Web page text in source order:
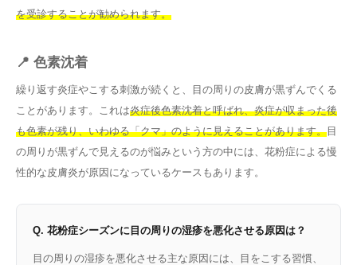
を受診することが勧められます。
📍 色素沈着
繰り返す炎症やこする刺激が続くと、目の周りの皮膚が黒ずんでくる
ことがあります。これは炎症後色素沈着と呼ばれ、炎症が収まった後
も色素が残り、いわゆる「クマ」のように見えることがあります。目
の周りが黒ずんで見えるのが悩みという方の中には、花粉症による慢
性的な皮膚炎が原因になっているケースもあります。
Q. 花粉症シーズンに目の周りの湿疹を悪化させる原因は？
目の周りの湿疹を悪化させる主な原因には、目をこする習慣、